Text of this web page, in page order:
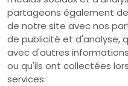
partageons également
de notre site avec nos
de publicité et d'analyse,
avec d'autres
ou qu'ils ont collectées
services.